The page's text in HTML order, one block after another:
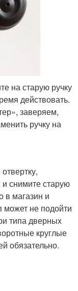
на старую ручку
действовать.
заверяем,
ручку на
снимите старую
в магазин и
может не подойти
типа дверных
круглые
обязательно.